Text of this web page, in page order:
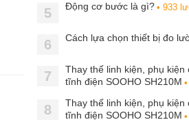
5 Động cơ bước là gì? • 933
6 Cách lựa chọn thiết bị đo
7
Thay thế linh kiện, phụ
tĩnh điện SOOHO SH210M
8
Thay thế linh kiện, phụ
tĩnh điện SOOHO SH210M